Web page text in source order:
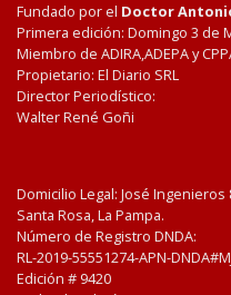
Fundado por el Doctor
Primera edición: Domingo 3 de
Miembro de ADIRA,ADEPA y
Propietario: El Diario SRL
Director Periodístico:
Walter René Goñi
Domicilio Legal: José Ingenieros
Santa Rosa, La Pampa.
Número de Registro DNDA:
RL-2019-55551274-APN-
Edición # 9420